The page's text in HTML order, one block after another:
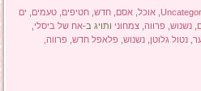
,אוכל ,אסם ,חדש ,חטיפים ,טעמים
ים
,נשנוש פרווה ,צמחוני ותויג ב-אח של ביסלי
,נטול גלוטן ,נשנוש פלאפל חדש פרווה